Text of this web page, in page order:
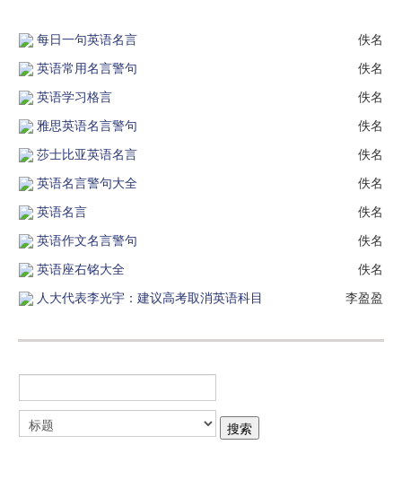
每日一句英语名言
佚名
英语常用名言警句
佚名
英语学习格言
佚名
雅思英语名言警句
佚名
莎士比亚英语名言
佚名
英语名言警句大全
佚名
英语名言
佚名
英语作文名言警句
佚名
英语座右铭大全
佚名
人大代表李光宇：建议高考取消英语科目
李盈盈